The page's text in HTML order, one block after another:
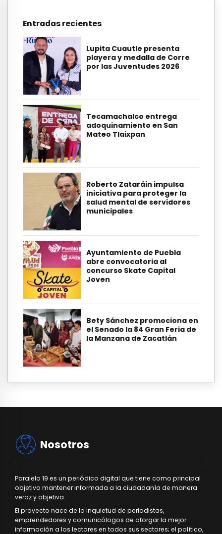
Entradas recientes
Lupita Cuautle presenta
playera y medalla de Corre
por las Juventudes 2026
Tecamachalco entrega
adoquinamiento en San
Mateo Tlaixpan
Roberto Zataráin impulsa
iniciativa para proteger la
salud mental de servidores
municipales
Ayuntamiento de Puebla
abre convocatoria al
concurso Skate Capital
Joven
Bety Sánchez promociona en
el Senado la 84 Gran Feria de
la Manzana de Zacatlán
Nosotros
Paralelo 19 es un periódico digital que tiene como principal
objetivo mantener informada a la ciudadanía de manera
veraz y objetiva.
El proyecto nace de la inquietud de periodistas,
emprendedores y comunicólogos de otorgar la mejor
información a los lectores en todos sus sectores; el político,